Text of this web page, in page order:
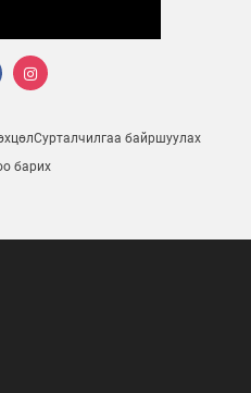
Сурталчилгаа байршуулах
барих